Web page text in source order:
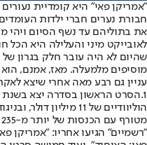
"אמריקן פאי" היא קומדיית
חבורת נערים חברי ילדות
את בתוליהם עד נשף הסיום ויהי
לאובייקט מיני והעלילה היא הכל
שהיום לא היה עובר חלק בגרון
מוסיפים מלמעלה. מאז, אמנם,
עניין גם רבע מאה אחרי שיצא
1.
הוליוודיים של 11